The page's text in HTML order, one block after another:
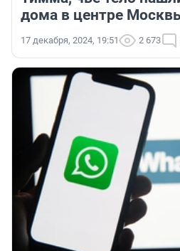
дома в центре
17 декабря, 2024, 19:51 2 673